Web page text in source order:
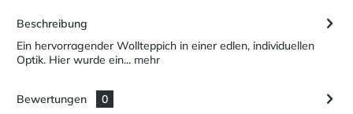
Beschreibung
Ein hervorragender Wollteppich in einer edlen, individuellen
Optik. Hier wurde ein... mehr
Bewertungen
0